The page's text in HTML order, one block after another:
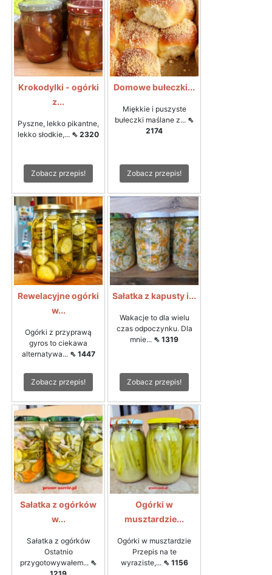
Krokodylki - ogórki
z...
Pyszne, lekko pikantne,
lekko słodkie,... ⇖ 2320
Zobacz przepis!
Domowe bułeczki...
Miękkie i puszyste
bułeczki maślane z... ⇖
2174
Zobacz przepis!
Rewelacyjne ogórki
w...
Ogórki z przyprawą
gyros to ciekawa
alternatywa... ⇖ 1447
Zobacz przepis!
Sałatka z kapusty i...
Wakacje to dla wielu
czas odpoczynku. Dla
mnie... ⇖ 1319
Zobacz przepis!
Sałatka z ogórków
w...
Sałatka z ogórków
Ostatnio
przygotowywałem... ⇖
1219
Ogórki w
musztardzie...
Ogórki w musztardzie
Przepis na te
wyraziste,... ⇖ 1156